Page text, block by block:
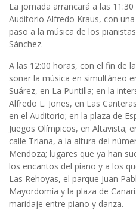
La jornada arrancará a las
Auditorio Alfredo Kraus, con
paso a la música de los
Sánchez.
A las 12:00 horas, con el fin de
sonar la música en simultáneo
Suárez, en La Puntilla; en la
Alfredo L. Jones, en Las
en el Auditorio; en la plaza de
Juegos Olímpicos, en Altavista;
calle Triana, a la altura del
Mendoza; lugares que ya han
los encantos del piano y a los
Las Rehoyas, el parque Juan
Mayordomía y la plaza de
maridaje entre piano y danza.